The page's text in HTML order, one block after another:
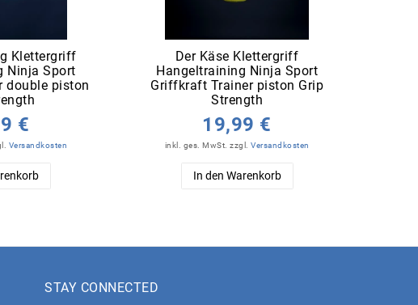
Klettergriff
Ninja Sport
double piston
€
Versandkosten
Der Käse Klettergriff
Hangeltraining Ninja Sport
Griffkraft Trainer piston Grip
Strength
19,99 €
inkl. ges. MwSt. zzgl.Versandkosten
In den Warenkorb
STAY CONNECTED